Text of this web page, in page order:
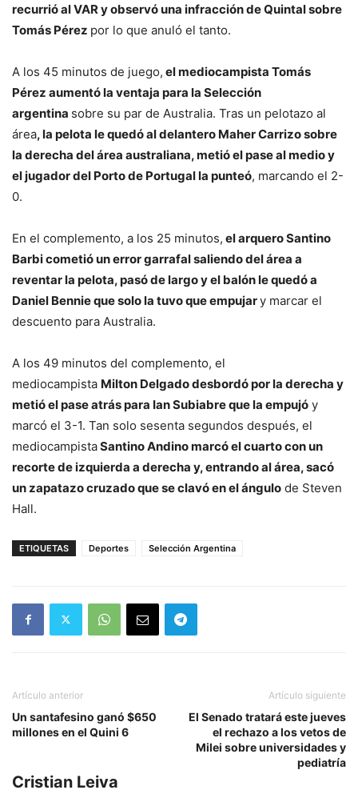
recurrió al VAR y observó una infracción de Quintal sobre
Tomás Pérez por lo que anuló el tanto.
A los 45 minutos de juego, el mediocampista Tomás
Pérez aumentó la ventaja para la Selección
argentina sobre su par de Australia. Tras un pelotazo al
área, la pelota le quedó al delantero Maher Carrizo sobre
la derecha del área australiana, metió el pase al medio y
el jugador del Porto de Portugal la punteó, marcando el 2-
0.
En el complemento, a los 25 minutos, el arquero Santino
Barbi cometió un error garrafal saliendo del área a
reventar la pelota, pasó de largo y el balón le quedó a
Daniel Bennie que solo la tuvo que empujary marcar el
descuento para Australia.
A los 49 minutos del complemento, el
mediocampista Milton Delgado desbordó por la derecha y
metió el pase atrás para Ian Subiabre que la empujó y
marcó el 3-1. Tan solo sesenta segundos después, el
mediocampistaSantino Andino marcó el cuarto con un
recorte de izquierda a derecha y, entrando al área, sacó
un zapatazo cruzado que se clavó en el ángulo de Steven
Hall.
ETIQUETAS Deportes Selección Argentina
Artículo anterior
Un santafesino ganó $650
millones en el Quini 6
Artículo siguiente
El Senado tratará este jueves
el rechazo a los vetos de
Milei sobre universidades y
pediatría
Cristian Leiva